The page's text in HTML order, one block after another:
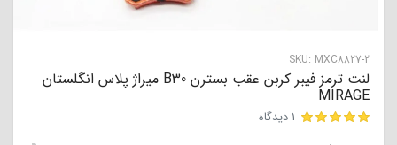
SKU: MXC8827-2
لنت ترمز فیبر کربن عقب بسترن B30 میراژ پلاس انگلستان
MIRAGE
1 دیدگاه